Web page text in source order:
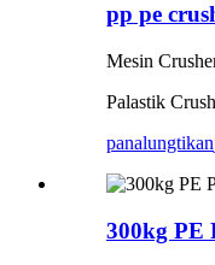
pp pe
Mesin
Palastik
panalungtikan
300kg PE